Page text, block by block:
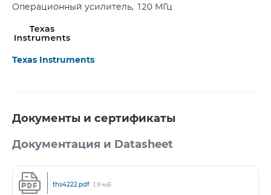
Операционный усилитель, 120 МГц
Texas Instruments
Документы и сертификаты
Документация и Datasheet
ths4222.pdf 1,9 мБ